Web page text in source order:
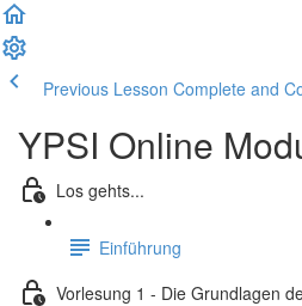
Previous Lesson Complete and
YPSI Online
Los gehts...
Einführung
Vorlesung 1 - Die Grundlagen